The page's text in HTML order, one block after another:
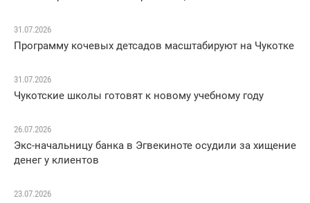
31.07.2026
Программу кочевых детсадов масштабируют на Чукотке
31.07.2026
Чукотские школы готовят к новому учебному году
26.07.2026
Экс-начальницу банка в Эгвекиноте осудили за хищение
денег у клиентов
23.07.2026